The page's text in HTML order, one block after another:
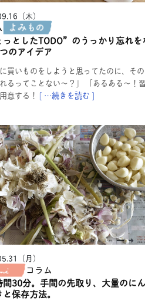
（木）
っとしたTODO”のうっかり忘れを
のアイデア
に買いものをしようと思ってたのに、そ
るってことない〜？」 「あるある〜！
意する！ [ …続きを読む ]
（月）
コラム
間30分。手間の先取り、大量のに
保存方法。